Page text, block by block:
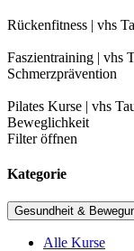
Rückenfitness | vhs
Faszientraining | vhs
Schmerzprävention
Pilates Kurse | vhs
Beweglichkeit
Filter öffnen
Kategorie
Gesundheit &
Alle Kurse